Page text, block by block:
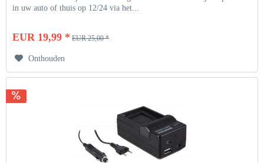
in uw auto of thuis op 12/24 via het...
EUR 19,99 * EUR 25,00 *
Onthouden